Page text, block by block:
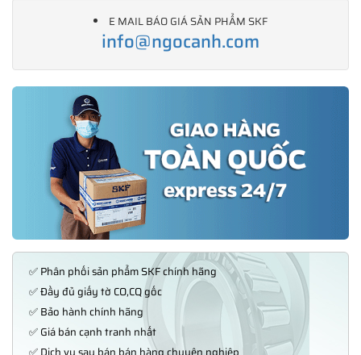
E MAIL BÁO GIÁ SẢN PHẨM SKF
info@ngocanh.com
✅ Phân phối sản phẩm SKF chính hãng
✅ Đầy đủ giấy tờ CO,CQ gốc
✅ Bảo hành chính hãng
✅ Giá bán cạnh tranh nhất